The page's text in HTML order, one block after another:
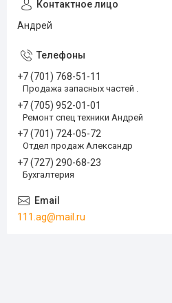
Андрей
+7 (701) 768-51-11
Продажа запасных частей .
+7 (705) 952-01-01
Ремонт спец техники Андрей
+7 (701) 724-05-72
Отдел продаж Александр
+7 (727) 290-68-23
Бухгалтерия
111.ag@mail.ru